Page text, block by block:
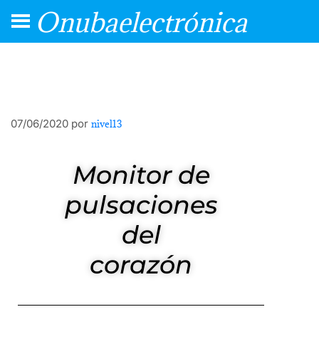
Onubaelectrónica
07/06/2020 por nivel13
Monitor de
pulsaciones
del
corazón